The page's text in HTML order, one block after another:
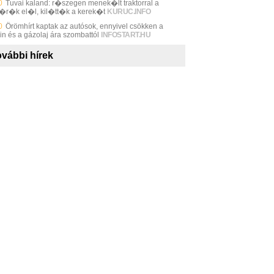
Tuvai kaland: r�szegen menek�lt traktorral a
el�l, kil�tt�k a kerek�t KURUC.INFO
Örömhírt kaptak az autósok, ennyivel csökken a
és a gázolaj ára szombattól INFOSTART.HU
hírek